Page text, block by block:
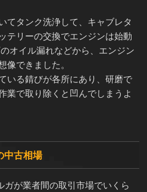
てタンク洗浄して、キャブレタ
テリーの交換でエンジンは始動
オイル漏れなどから、エンジン
できました。
いる錆びが各所にあり、研磨で
業で取り除くと凹んでしまうよ
中古相場
が業者間の取引市場でいくら